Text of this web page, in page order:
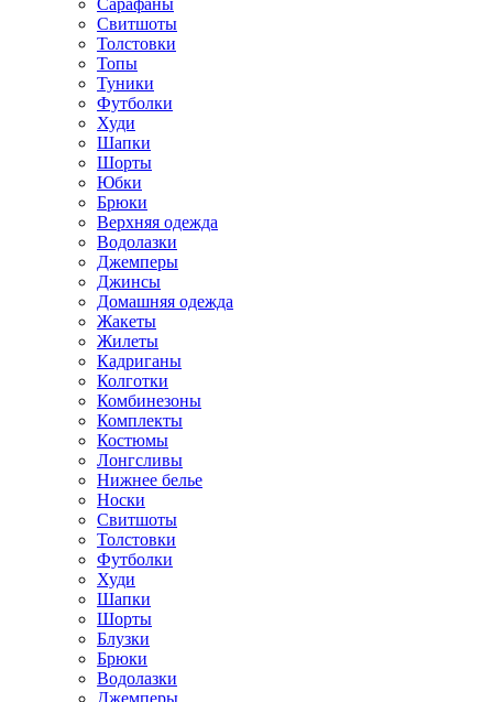
Свитшоты
Толстовки
Топы
Туники
Футболки
Худи
Шапки
Шорты
Юбки
Брюки
Верхняя одежда
Водолазки
Джемперы
Джинсы
Домашняя одежда
Жакеты
Жилеты
Кадриганы
Колготки
Комбинезоны
Комплекты
Костюмы
Лонгсливы
Нижнее белье
Носки
Свитшоты
Толстовки
Футболки
Худи
Шапки
Шорты
Блузки
Брюки
Водолазки
Джемперы